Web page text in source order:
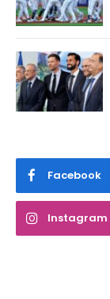
Facebook
Instagram